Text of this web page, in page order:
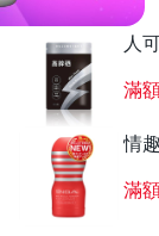
人
滿
情
滿